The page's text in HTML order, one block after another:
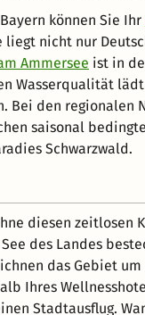
können Sie Ihr
nicht nur
Ammersee ist in
Wasserqualität
Bei den
saisonal
Schwarzwald.
diesen zeitlosen
des Landes
das Gebiet
Ihres
Stadtausflug.